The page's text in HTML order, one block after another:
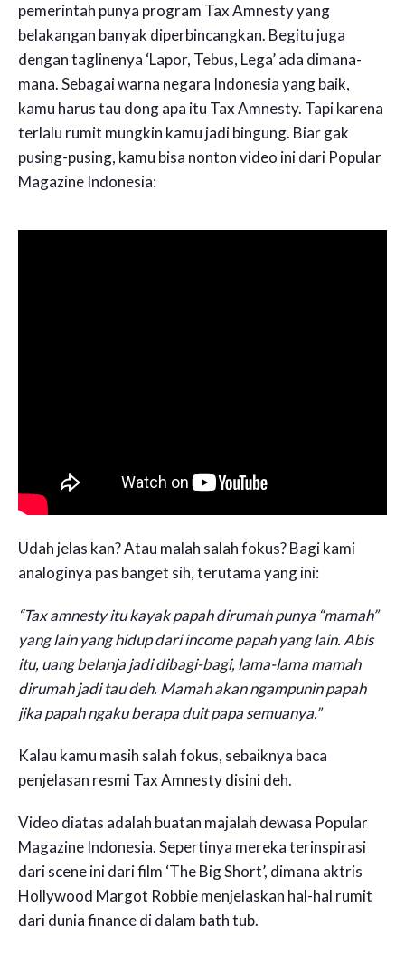
pemerintah punya program Tax Amnesty yang
belakangan banyak diperbincangkan. Begitu juga
dengan taglinenya ‘Lapor, Tebus, Lega’ ada dimana-
mana. Sebagai warna negara Indonesia yang baik,
kamu harus tau dong apa itu Tax Amnesty. Tapi karena
terlalu rumit mungkin kamu jadi bingung. Biar gak
pusing-pusing, kamu bisa nonton video ini dari Popular
Magazine Indonesia:
Udah jelas kan? Atau malah salah fokus? Bagi kami
analoginya pas banget sih, terutama yang ini:
“Tax amnesty itu kayak papah dirumah punya “mamah”
yang lain yang hidup dari income papah yang lain. Abis
itu, uang belanja jadi dibagi-bagi, lama-lama mamah
dirumah jadi tau deh. Mamah akan ngampunin papah
jika papah ngaku berapa duit papa semuanya.”
Kalau kamu masih salah fokus, sebaiknya baca
penjelasan resmi Tax Amnestydisinideh.
Video diatas adalah buatan majalah dewasa Popular
Magazine Indonesia. Sepertinya mereka terinspirasi
dari scene ini dari film ‘The Big Short’, dimana aktris
Hollywood Margot Robbie menjelaskan hal-hal rumit
dari dunia finance di dalam bath tub.